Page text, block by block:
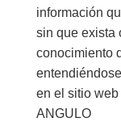
información
sin que exista
conocimiento
en el sitio
ANGULO